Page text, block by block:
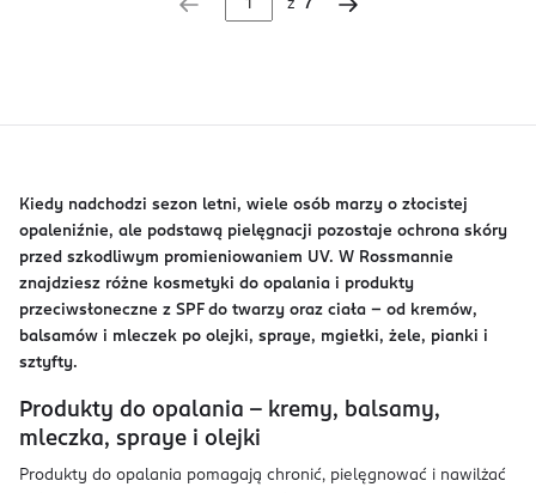
z 7
Kiedy nadchodzi sezon letni, wiele osób marzy o złocistej
opaleniźnie, ale podstawą pielęgnacji pozostaje ochrona skóry
przed szkodliwym promieniowaniem UV. W Rossmannie
znajdziesz różne kosmetyki do opalania i produkty
przeciwsłoneczne z SPF do twarzy oraz ciała – od kremów,
balsamów i mleczek po olejki, spraye, mgiełki, żele, pianki i
sztyfty.
Produkty do opalania – kremy, balsamy,
mleczka, spraye i olejki
Produkty do opalania pomagają chronić, pielęgnować i nawilżać